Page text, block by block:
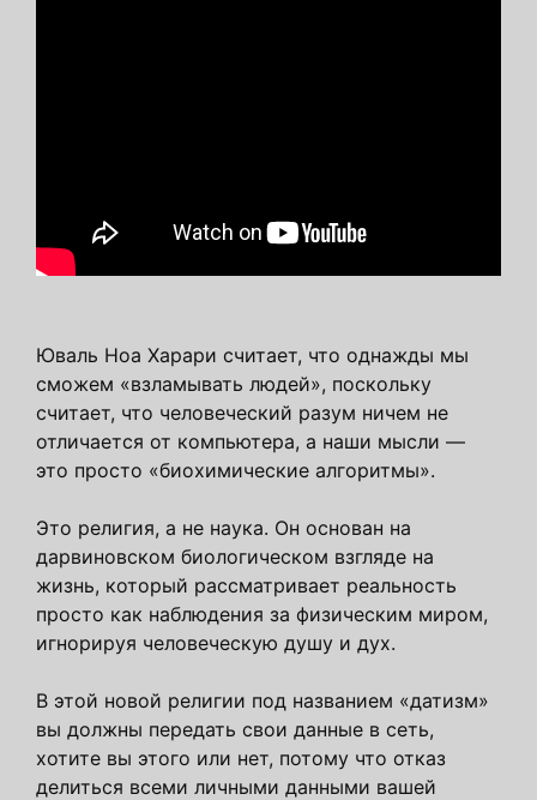
Юваль Ноа Харари считает, что однажды мы
сможем «взламывать людей», поскольку
считает, что человеческий разум ничем не
отличается от компьютера, а наши мысли —
это просто «биохимические алгоритмы».
Это религия, а не наука. Он основан на
дарвиновском биологическом взгляде на
жизнь, который рассматривает реальность
просто как наблюдения за физическим миром,
игнорируя человеческую душу и дух.
В этой новой религии под названием «датизм»
вы должны передать свои данные в сеть,
хотите вы этого или нет, потому что отказ
делиться всеми личными данными вашей